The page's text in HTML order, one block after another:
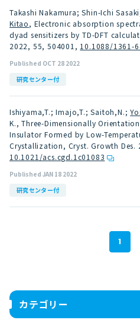
Takashi Nakamura; Shin-Ichi
Kitao, Electronic absorption
dyad sensitizers by TD-DFT
2022, 55, 504001 , 10.1088/1361-
Published OCT 28 2022
研究センター付
Ishiyama,T.; Imajo,T.; Saitoh,N.;
K., Three-Dimensionally
Insulator Formed by Low-
Crystallization, Cryst. Growth Des.
10.1021/acs.cgd.1c01083
Published JAN 18 2022
研究センター付
1
カテゴリー